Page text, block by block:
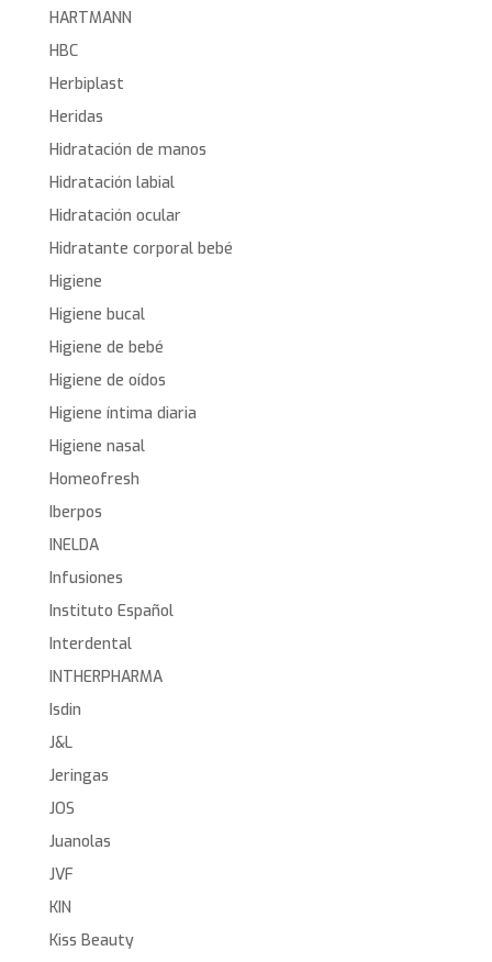
HARTMANN
HBC
Herbiplast
Heridas
Hidratación de manos
Hidratación labial
Hidratación ocular
Hidratante corporal bebé
Higiene
Higiene bucal
Higiene de bebé
Higiene de oídos
Higiene íntima diaria
Higiene nasal
Homeofresh
Iberpos
INELDA
Infusiones
Instituto Español
Interdental
INTHERPHARMA
Isdin
J&L
Jeringas
JOS
Juanolas
JVF
KIN
Kiss Beauty